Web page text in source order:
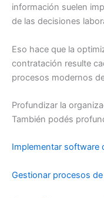
información suelen
de las decisiones
Eso hace que la
contratación resulte
procesos modernos
Profundizar la
También podés
Implementar software
Gestionar procesos